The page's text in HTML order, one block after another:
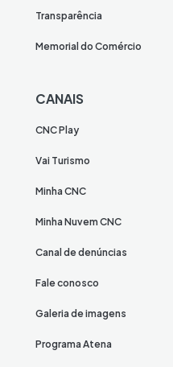
Transparência
Memorial do Comércio
CANAIS
CNC Play
Vai Turismo
Minha CNC
Minha Nuvem CNC
Canal de denúncias
Fale conosco
Galeria de imagens
Programa Atena